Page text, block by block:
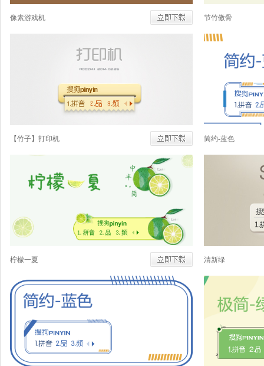
像素游戏机 节竹傲骨
【竹子】打印机 简约-蓝色
柠檬一夏 清新绿